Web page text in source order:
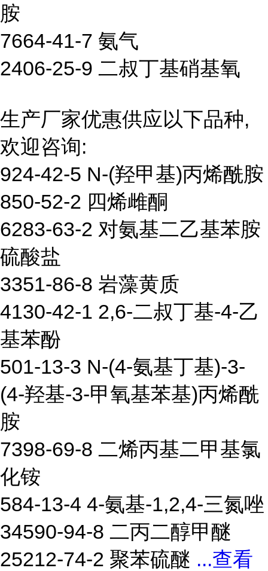
胺
7664-41-7 氨气
2406-25-9 二叔丁基硝基氧
生产厂家优惠供应以下品种,
欢迎咨询:
924-42-5 N-(羟甲基)丙烯酰胺
850-52-2 四烯雌酮
6283-63-2 对氨基二乙基苯胺
硫酸盐
3351-86-8 岩藻黄质
4130-42-1 2,6-二叔丁基-4-乙
基苯酚
501-13-3 N-(4-氨基丁基)-3-
(4-羟基-3-甲氧基苯基)丙烯酰
胺
7398-69-8 二烯丙基二甲基氯
化铵
584-13-4 4-氨基-1,2,4-三氮唑
34590-94-8 二丙二醇甲醚
25212-74-2 聚苯硫醚 ...查看